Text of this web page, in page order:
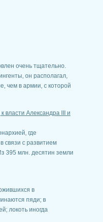
очень тщательно.
он располагал,
чем в армии, с которой
власти Александра III и
где
связи с развитием
395 млн. десятин земли
в
пяди; в
локоть иногда